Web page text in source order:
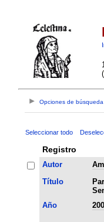
(
Opciones de
Seleccionar todo
Registro
Autor
Título
Año